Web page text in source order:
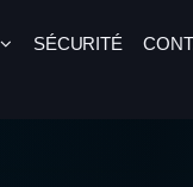
SÉCURITÉ